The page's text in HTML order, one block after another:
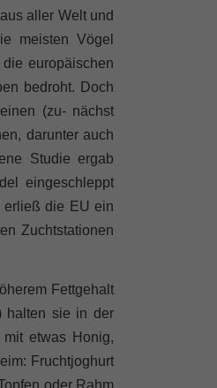
aller Welt und
meisten Vögel
europäischen
bedroht. Doch
(zu- nächst
darunter auch
Studie ergab
eingeschleppt
erließ die EU ein
Zuchtstationen
Fettgehalt
halten sie in der
etwas Honig,
Fruchtjoghurt
oder Rahm